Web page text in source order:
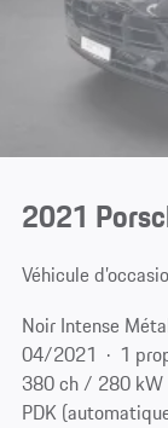
2021
Véhicule
Noir Intense
04/2021
1
380 ch / 280 kW
PDK